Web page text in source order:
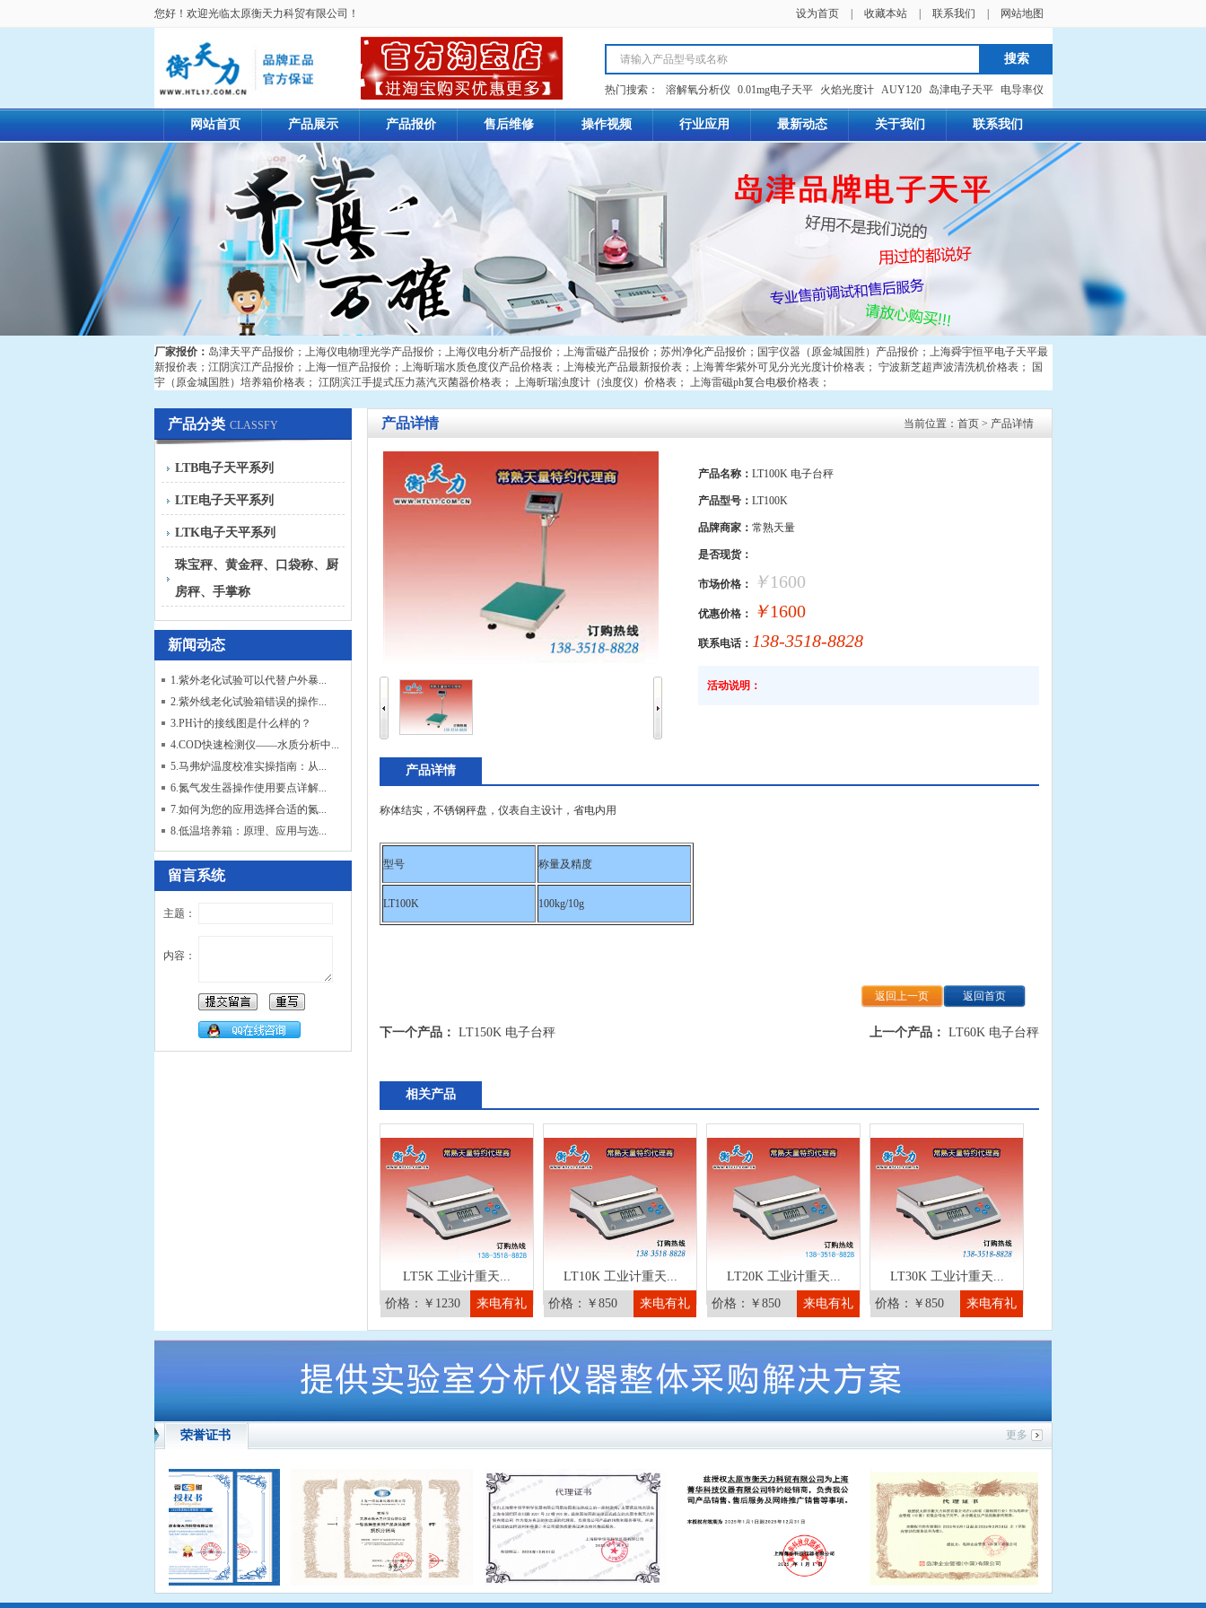
您好！欢迎光临太原衡天力科贸有限公司！ 设为首页 收藏本站 联系我们 网站地图
热门搜索： 溶解氧分析仪 0.01mg电子天平 火焰光度计 AUY120 岛津电子天平 电导率仪
网站首页 产品展示 产品报价 售后维修 操作视频 行业应用 最新动态 关于我们 联系我们
厂家报价： 岛津天平产品报价； 上海仪电物理光学产品报价； 上海仪电分析产品报价； 上海雷磁产品报价； 苏州净化产品报价； 国宇仪器（原金城国胜）产品报价； 上海舜宇恒平电子天平最
新报价表； 江阴滨江产品报价； 上海一恒产品报价； 上海昕瑞水质色度仪产品价格表； 上海棱光产品最新报价表； 上海菁华紫外可见分光光度计价格表； 宁波新芝超声波清洗机价格表；
国
宇（原金城国胜）培养箱价格表； 江阴滨江手提式压力蒸汽灭菌器价格表； 上海昕瑞浊度计（浊度仪）价格表； 上海雷磁ph复合电极价格表；
产品分类 CLASSFY
LTB电子天平系列
LTE电子天平系列
LTK电子天平系列
珠宝秤、黄金秤、口袋称、厨
房秤、手掌称
新闻动态
1.紫外老化试验可以代替户外暴...
2.紫外线老化试验箱错误的操作...
3.PH计的接线图是什么样的？
4.COD快速检测仪——水质分析中...
5.马弗炉温度校准实操指南：从...
6.氮气发生器操作使用要点详解...
7.如何为您的应用选择合适的氮...
8.低温培养箱：原理、应用与选...
留言系统
主题：
内容：
当前位置： 首页> 产品详情
产品详情
产品名称： LT100K 电子台秤
产品型号： LT100K
品牌商家： 常熟天量
是否现货：
市场价格： ￥1600
优惠价格： ￥1600
联系电话： 138-3518-8828
活动说明：
产品详情
称体结实，不锈钢秤盘，仪表自主设计，省电内用
型号 称量及精度
LT100K 100kg/10g
返回首页
返回上一页
上一个产品： LT60K 电子台秤
下一个产品： LT150K 电子台秤
相关产品
LT5K 工业计重天...
来电有礼
价格：￥1230
LT10K 工业计重天...
来电有礼
价格：￥850
LT20K 工业计重天...
来电有礼
价格：￥850
LT30K 工业计重天...
来电有礼
价格：￥850
更多
荣誉证书